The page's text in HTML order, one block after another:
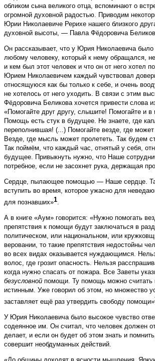
обликом сына великого отца, вспоминают о
огромной духовной радостью. Приводим
Юрии Николаевиче Рерихе нашего близкого
духовной высоты, — Павла Фёдоровича
Он рассказывает, что у Юрия Николаевича
любому человеку, который к нему обращался,
и кем был этот человек и что он от него хотел
Юрием Николаевичем каждый чувствовал
относящуюся как бы только к себе, и очень
не хотелось от него уходить. В связи с этим
Фёдоровича Беликова хочется привести слова
«Помогайте друг другу, слышите! Помогайте и в
Помощь есть стук в будущее. Не знаете, где
переполнившая! (...) Помогайте везде, где может
Везде, где мысль может пролететь. Так будем
Так поймём, что каждый час, отнятый у себя,
будущее. Привыкнуть нужно, что Наше
потребное, если не засохнет рука, держащая
Сердце, пылающее помощью — Наше сердце.
вступить во время, которое ужасно для
для познавших»1.
А в книге «Аум» говорится: «Нужно помогать
препятствия к помощи будут заключаться в
политическом, или национальном, или
веровании, то такие препятствия недостойны
во всех видах оказывается нуждающимся.
волос, где грозит опасность. Нельзя
когда нужно спасать от пожара. Все Заветы
безусловной помощи. Ту помощь можно считать
истинным. Уже говорил об этом, но множество
заставляет ещё раз утвердить свободу помощи»
У Юрия Николаевича было высокое чувство
содеянное им. Он считал, что человек должен
делает, и если он будет об этом знать и
совершит необдуманных действий.